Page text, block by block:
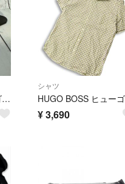
HUGO BOSS ヒューゴボス レザーベルト バックル金具 ビンテージ
シャツ
¥3,690